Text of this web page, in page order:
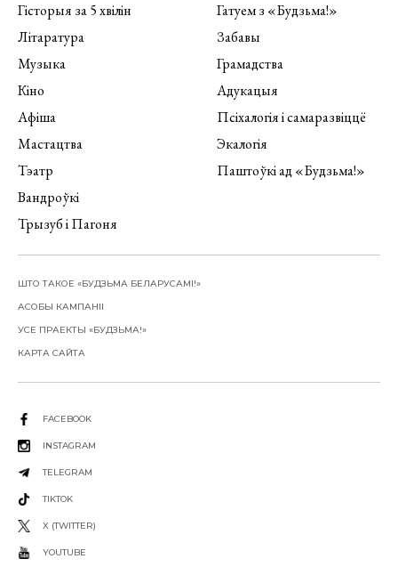
Гісторыя за 5 хвілін
Літаратура
Музыка
Кіно
Афіша
Мастацтва
Тэатр
Вандроўкі
Трызуб і Пагоня
Гатуем з «Будзьма!»
Забавы
Грамадства
Адукацыя
Псіхалогія і самаразвіццё
Экалогія
Паштоўкі ад «Будзьма!»
ШТО ТАКОЕ «БУДЗЬМА БЕЛАРУСАМІ!»
АСОБЫ КАМПАНІІ
УСЕ ПРАЕКТЫ «БУДЗЬМА!»
КАРТА САЙТА
FACEBOOK
INSTAGRAM
TELEGRAM
TIKTOK
X (TWITTER)
YOUTUBE